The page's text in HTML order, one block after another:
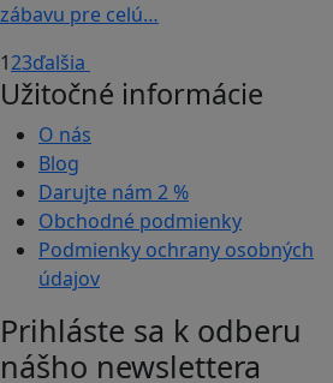
zábavu pre celú…
123ďalšia
Užitočné informácie
O nás
Blog
Darujte nám 2 %
Obchodné podmienky
Podmienky ochrany osobných
údajov
Prihláste sa k odberu
nášho newslettera